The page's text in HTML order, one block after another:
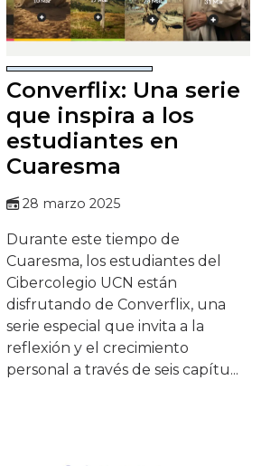
Converflix: Una serie
que inspira a los
estudiantes en
Cuaresma
28 marzo 2025
Durante este tiempo de
Cuaresma, los estudiantes del
Cibercolegio UCN están
disfrutando de Converflix, una
serie especial que invita a la
reflexión y el crecimiento
personal a través de seis capítu...